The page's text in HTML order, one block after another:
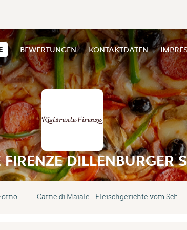
BEWERTUNGEN KONTAKTDATEN
DILLENBURGER
Carne di Maiale - Fleischgerichte vom